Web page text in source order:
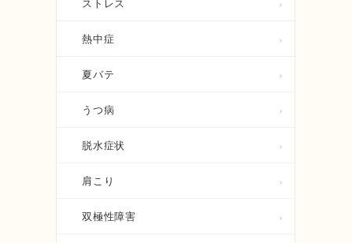
熱中症
夏バテ
うつ病
脱水症状
肩こり
双極性障害